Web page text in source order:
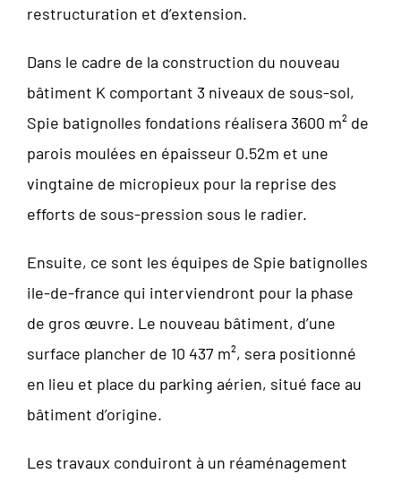
restructuration et d’extension.
Dans le cadre de la construction du nouveau
bâtiment K comportant 3 niveaux de sous-sol,
Spie batignolles fondations réalisera 3600 m² de
parois moulées en épaisseur 0.52m et une
vingtaine de micropieux pour la reprise des
efforts de sous-pression sous le radier.
Ensuite, ce sont les équipes de Spie batignolles
ile-de-france qui interviendront pour la phase
de gros œuvre. Le nouveau bâtiment, d’une
surface plancher de 10 437 m², sera positionné
en lieu et place du parking aérien, situé face au
bâtiment d’origine.
Les travaux conduiront à un réaménagement